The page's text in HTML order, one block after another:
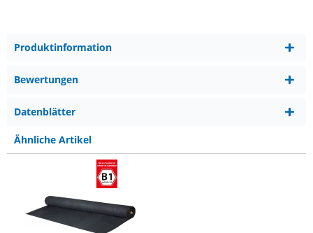
Produktinformation
Bewertungen
Datenblätter
Ähnliche Artikel